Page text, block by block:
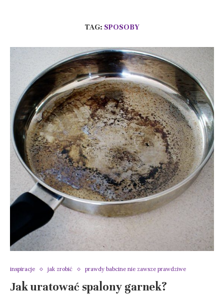
TAG: SPOSOBY
inspiracje jak zrobić prawdy babcine nie zawsze prawdziwe
Jak uratować spalony garnek?